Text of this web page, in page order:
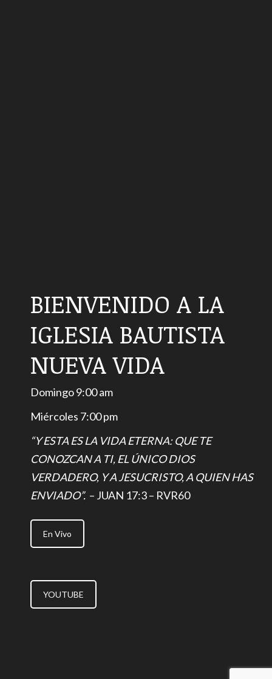
BIENVENIDO A LA
IGLESIA BAUTISTA
NUEVA VIDA
Domingo 9:00 am
Miércoles 7:00 pm
“Y ESTA ES LA VIDA ETERNA: QUE TE
CONOZCAN A TI, EL ÚNICO DIOS
VERDADERO, Y A JESUCRISTO, A QUIEN HAS
ENVIADO”. – JUAN 17:3 – RVR60
En Vivo
YOUTUBE